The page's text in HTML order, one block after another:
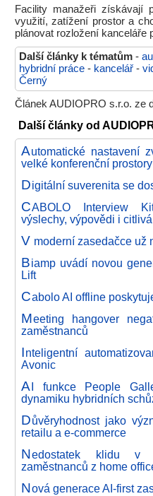
Facility manažeři získávají
využití, zatížení prostor a
plánovat rozložení kanceláře
Další články k tématům -
hybridní práce - kancelář -
Černý
Článek AUDIOPRO s.r.o. ze
Další články od
Automatické nastavení
velké konferenční prostory
Digitální suverenita se
CABOLO Interview
výslechy, výpovědi i
V moderní zasedačce už
Biamp uvádí novou
Lift
Cabolo AI offline
Meeting hangover
zaměstnanců
Inteligentní
Avonic
AI funkce People
dynamiku hybridních
Důvěryhodnost jako
retailu a e-commerce
Nedostatek klidu v
zaměstnanců z home
Nová generace AI-first